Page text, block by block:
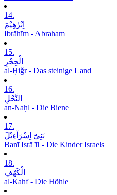
14.
اِبْرٰھِیْمَ
Ibrāhīm - Abraham
15.
الْحِجْرِ
al-Ḥiǧr - Das steinige Land
16.
النَّحْلِ
an-Naḥl - Die Biene
17.
بَنِیْٓ اِسْرَآءِیْلَ
Banī Isrāʾīl - Die Kinder Israels
18.
الْکَھْفِ
al-Kahf - Die Höhle